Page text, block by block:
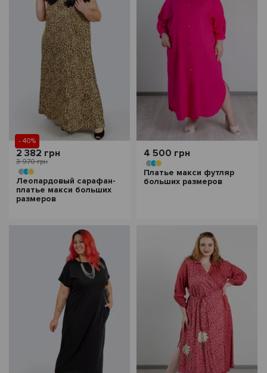
- 40%
2 382 грн
3 970 грн
Леопардовый сарафан-
платье макси больших
размеров
4 500 грн
Платье макси футляр
больших размеров